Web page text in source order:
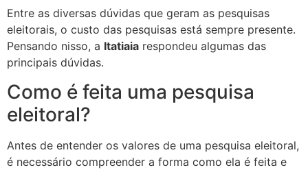
Entre as diversas dúvidas que geram as pesquisas
eleitorais, o custo das pesquisas está sempre presente.
Pensando nisso, a Itatiaia respondeu algumas das
principais dúvidas.
Como é feita uma pesquisa
eleitoral?
Antes de entender os valores de uma pesquisa eleitoral,
é necessário compreender a forma como ela é feita e